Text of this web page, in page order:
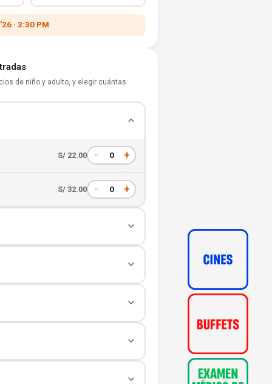
· 3:30 PM
de niño y adulto, y elegir cuántas
S/ 22.00 − 0 +
S/ 32.00 − 0 +
+
+
+
+